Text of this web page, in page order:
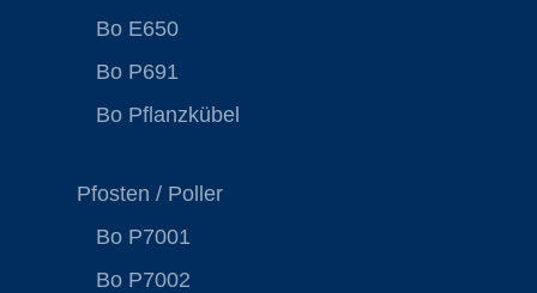
Bo E650
Bo P691
Bo Pflanzkübel
Pfosten / Poller
Bo P7001
Bo P7002